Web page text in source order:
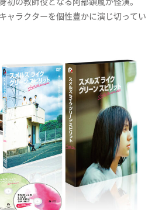
ャラクターを個性豊かに演じ切ってい